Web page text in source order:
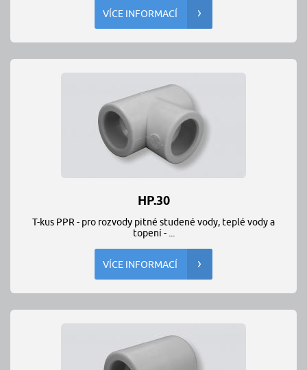
VÍCE INFORMACÍ
HP.30
T-kus PPR - pro rozvody pitné studené vody, teplé vody a
topení - ...
VÍCE INFORMACÍ